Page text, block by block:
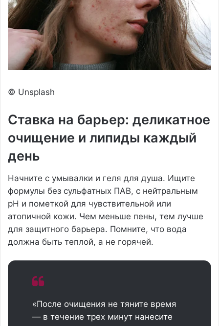
© Unsplash
Ставка на барьер: деликатное
очищение и липиды каждый
день
Начните с умывалки и геля для душа. Ищите
формулы без сульфатных ПАВ, с нейтральным
pH и пометкой для чувствительной или
атопичной кожи. Чем меньше пены, тем лучше
для защитного барьера. Помните, что вода
должна быть теплой, а не горячей.
«После очищения не тяните время
— в течение трех минут нанесите